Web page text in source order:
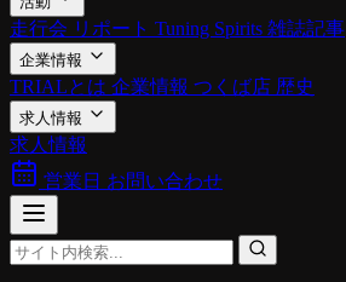
走行会 リポート Tuning Spirits 雑誌記事
企業情報
TRIALとは 企業情報 つくば店 歴史
求人情報
求人情報
営業日 お問い合わせ